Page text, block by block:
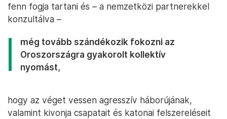
fenn fogja tartani és – a nemzetközi partnerekkel
konzultálva –
még tovább szándékozik fokozni az
Oroszországra gyakorolt kollektív
nyomást,
hogy az véget vessen agresszív háborújának,
valamint kivonja csapatait és katonai felszereléseit